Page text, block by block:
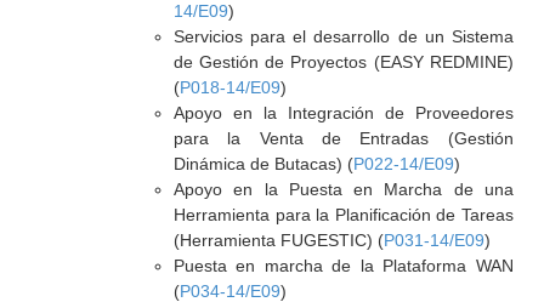
14/E09)
Servicios para el desarrollo de un Sistema
de Gestión de Proyectos (EASY REDMINE)
(P018-14/E09)
Apoyo en la Integración de Proveedores
para la Venta de Entradas (Gestión
Dinámica de Butacas) (P022-14/E09)
Apoyo en la Puesta en Marcha de una
Herramienta para la Planificación de Tareas
(Herramienta FUGESTIC) (P031-14/E09)
Puesta en marcha de la Plataforma WAN
(P034-14/E09)